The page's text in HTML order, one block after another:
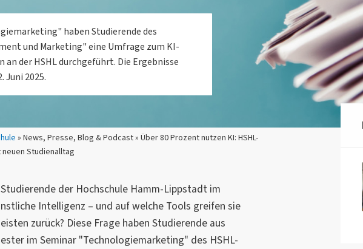
» News, Presse, Blog & Podcast » Über 80 Prozent nutzen KI: HSHL-
Studienalltag
haben Studierende des
und Marketing" eine Umfrage zum KI-
der HSHL durchgeführt. Die Ergebnisse
Juni 2025.
der Hochschule Hamm-Lippstadt im
Intelligenz – und auf welche Tools greifen sie
zurück? Diese Frage haben Studierende aus
im Seminar "Technologiemarketing" des HSHL-